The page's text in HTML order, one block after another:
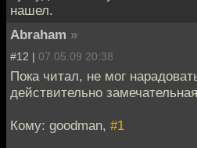
нашел.
Abraham »
#12 | 07.05.09 20:38
Пока читал, не мог
действительно
Кому: goodman, #1